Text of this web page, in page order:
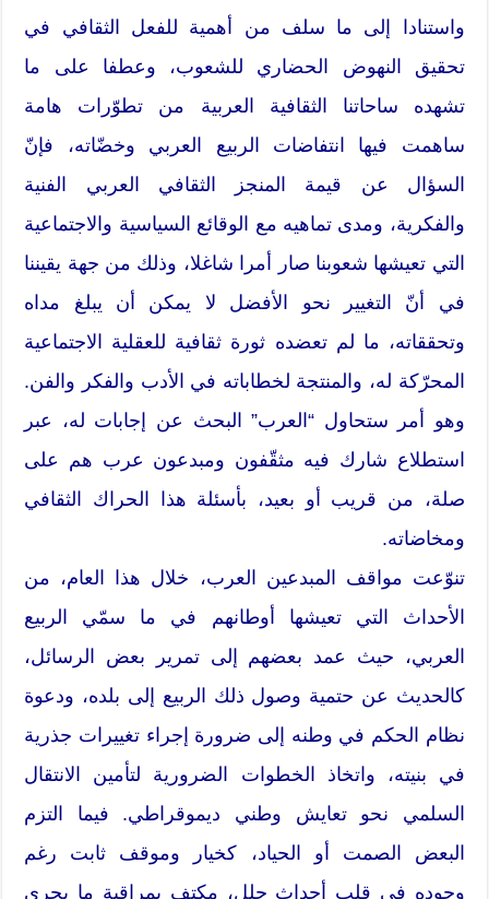
واستنادا إلى ما سلف من أهمية للفعل الثقافي في
تحقيق النهوض الحضاري للشعوب، وعطفا على ما
تشهده ساحاتنا الثقافية العربية من تطوّرات هامة
ساهمت فيها انتفاضات الربيع العربي وخضّاته، فإنّ
السؤال عن قيمة المنجز الثقافي العربي الفنية
والفكرية، ومدى تماهيه مع الوقائع السياسية والاجتماعية
التي تعيشها شعوبنا صار أمرا شاغلا، وذلك من جهة يقيننا
في أنّ التغيير نحو الأفضل لا يمكن أن يبلغ مداه
وتحققاته، ما لم تعضده ثورة ثقافية للعقلية الاجتماعية
المحرّكة له، والمنتجة لخطاباته في الأدب والفكر والفن.
وهو أمر ستحاول “العرب” البحث عن إجابات له، عبر
استطلاع شارك فيه مثقّفون ومبدعون عرب هم على
صلة، من قريب أو بعيد، بأسئلة هذا الحراك الثقافي
ومخاضاته.
تنوّعت مواقف المبدعين العرب، خلال هذا العام، من
الأحداث التي تعيشها أوطانهم في ما سمّي الربيع
العربي، حيث عمد بعضهم إلى تمرير بعض الرسائل،
كالحديث عن حتمية وصول ذلك الربيع إلى بلده، ودعوة
نظام الحكم في وطنه إلى ضرورة إجراء تغييرات جذرية
في بنيته، واتخاذ الخطوات الضرورية لتأمين الانتقال
السلمي نحو تعايش وطني ديموقراطي. فيما التزم
البعض الصمت أو الحياد، كخيار وموقف ثابت رغم
وجوده في قلب أحداث جلل، مكتف بمراقبة ما يجري